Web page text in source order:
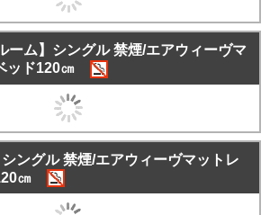
ーム】シングル 禁煙/エアウィーヴマ
ッド120㎝
シングル 禁煙/エアウィーヴマットレ
㎝